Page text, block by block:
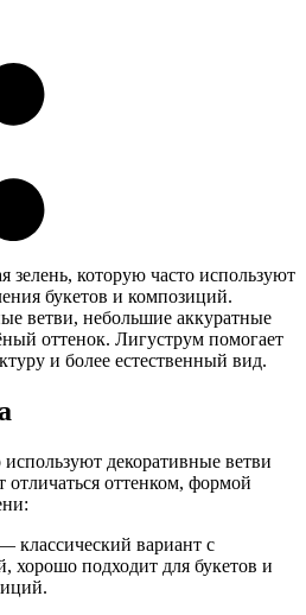
зелень, которую часто используют
букетов и композиций.
ветви, небольшие аккуратные
оттенок. Лигуструм помогает
и более естественный вид.
декоративные ветви
отличаться оттенком, формой
классический вариант с
хорошо подходит для букетов и